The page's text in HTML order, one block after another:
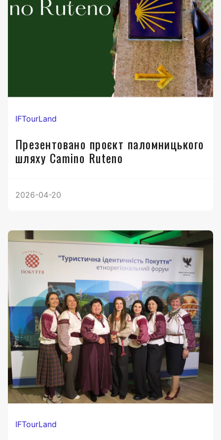
IFTourLand
Презентовано проєкт паломницького
шляху Camino Ruteno
2026-04-20
IFTourLand